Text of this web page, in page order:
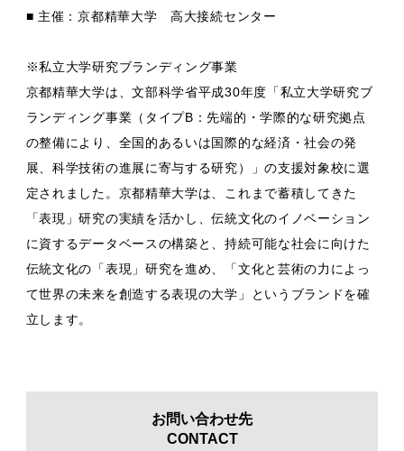
■ 主催：京都精華大学 高大接続センター
※私立大学研究ブランディング事業
京都精華大学は、文部科学省平成30年度「私立大学研究ブ
ランディング事業（タイプB：先端的・学際的な研究拠点
の整備により、全国的あるいは国際的な経済・社会の発
展、科学技術の進展に寄与する研究）」の支援対象校に選
定されました。京都精華大学は、これまで蓄積してきた
「表現」研究の実績を活かし、伝統文化のイノベーション
に資するデータベースの構築と、持続可能な社会に向けた
伝統文化の「表現」研究を進め、「文化と芸術の力によっ
て世界の未来を創造する表現の大学」というブランドを確
立します。
お問い合わせ先
CONTACT